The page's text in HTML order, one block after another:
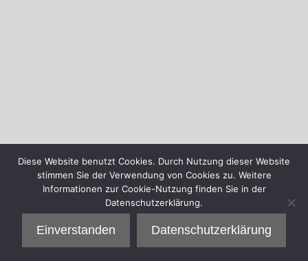
Diese Website benutzt Cookies. Durch Nutzung dieser Website
stimmen Sie der Verwendung von Cookies zu. Weitere
Informationen zur Cookie-Nutzung finden Sie in der
Datenschutzerklärung.
Einverstanden Datenschutzerklärung